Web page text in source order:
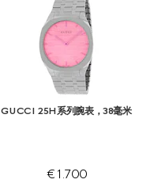
GUCCI 25H系列腕表，38毫米
€ 1.700